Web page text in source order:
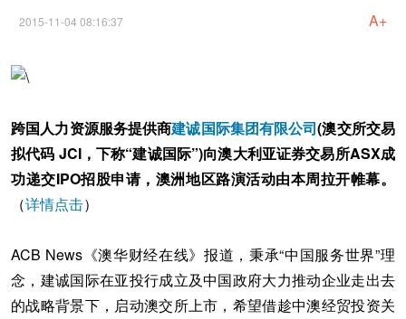
2015-11-04 08:16:37 A+
跨国人力资源服务提供商建诚国际集团有限公司(澳交所交易
拟代码 JCI，下称“建诚国际”)向澳大利亚证券交易所ASX成
功递交IPO招股申请，澳洲地区路演活动由本周拉开帷幕。
（详情点击）
ACB News《澳华财经在线》报道，秉承“中国服务世界”理
念，建诚国际在亚投行成立及中国政府大力推动企业走出去
的战略背景下，启动澳交所上市，希望借趁中澳经贸投资关